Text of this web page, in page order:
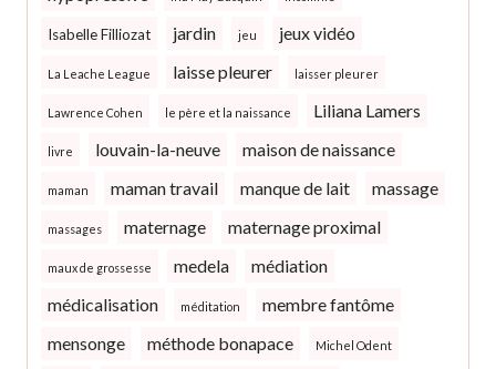
Isabelle Filliozat jardin jeu jeux vidéo
La Leache League laisse pleurer laisser pleurer
Lawrence Cohen le père et la naissance Liliana Lamers
livre louvain-la-neuve maison de naissance
maman maman travail manque de lait massage
massages maternage maternage proximal
maux de grossesse medela
médiation
médicalisation
méditation
membre fantôme
mensonge
méthode bonapace Michel Odent